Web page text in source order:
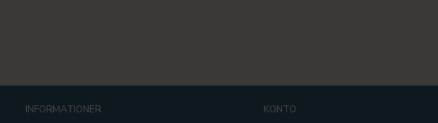
INFORMATIONER KONTO